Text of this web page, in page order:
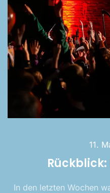
11.
Rückblick:
In den letzten Wochen